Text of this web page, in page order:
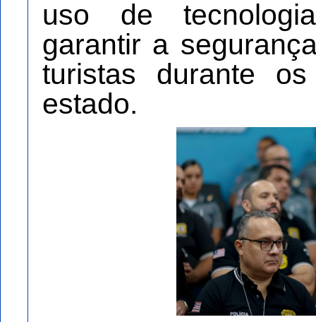
uso de
garantir a
turistas durante
estado.